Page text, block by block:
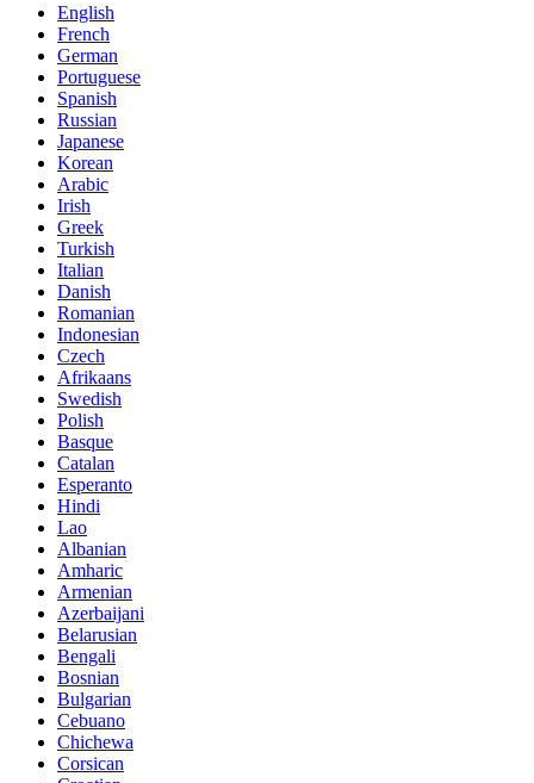
English
French
German
Portuguese
Spanish
Russian
Japanese
Korean
Arabic
Irish
Greek
Turkish
Italian
Danish
Romanian
Indonesian
Czech
Afrikaans
Swedish
Polish
Basque
Catalan
Esperanto
Hindi
Lao
Albanian
Amharic
Armenian
Azerbaijani
Belarusian
Bengali
Bosnian
Bulgarian
Cebuano
Chichewa
Corsican